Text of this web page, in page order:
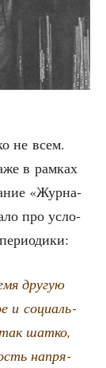
не всем.
в рам­ках
«Жур­на­
про усло­
дру­гую
и соци­аль­
шат­ко,
напря­